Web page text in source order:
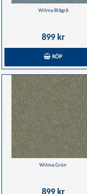
Wilma Blågrå
899 kr
KÖP
Wilma Grön